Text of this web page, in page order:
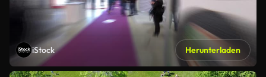
iStock Herunterladen